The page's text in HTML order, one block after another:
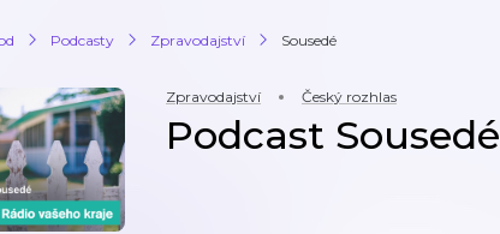
Podcasty Zpravodajství Sousedé
Zpravodajství Český rozhlas
Podcast Sousedé